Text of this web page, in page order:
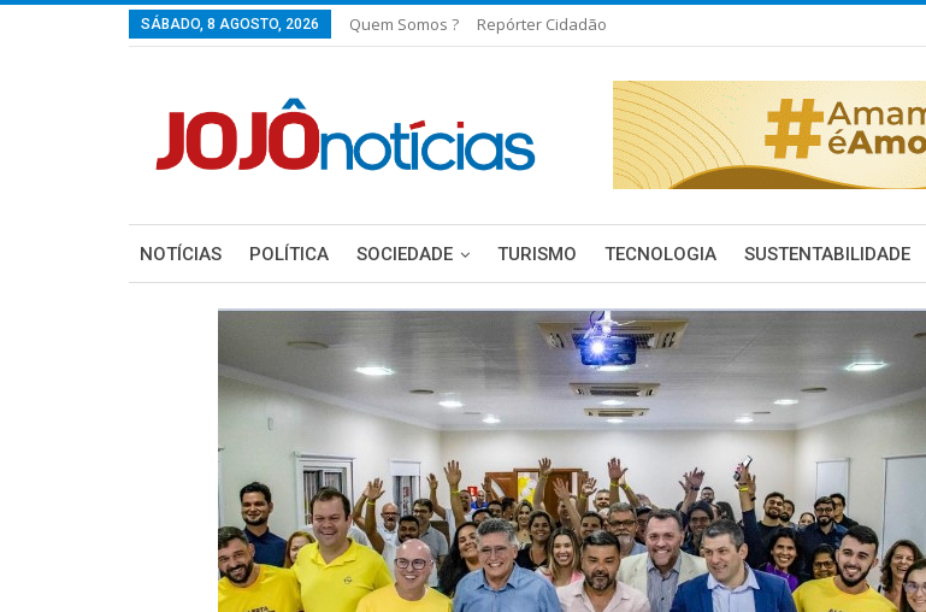
SÁBADO, 8 AGOSTO, 2026 Quem Somos ? Repórter Cidadão
NOTÍCIAS POLÍTICA SOCIEDADE TURISMO TECNOLOGIA SUSTENTABILIDADE